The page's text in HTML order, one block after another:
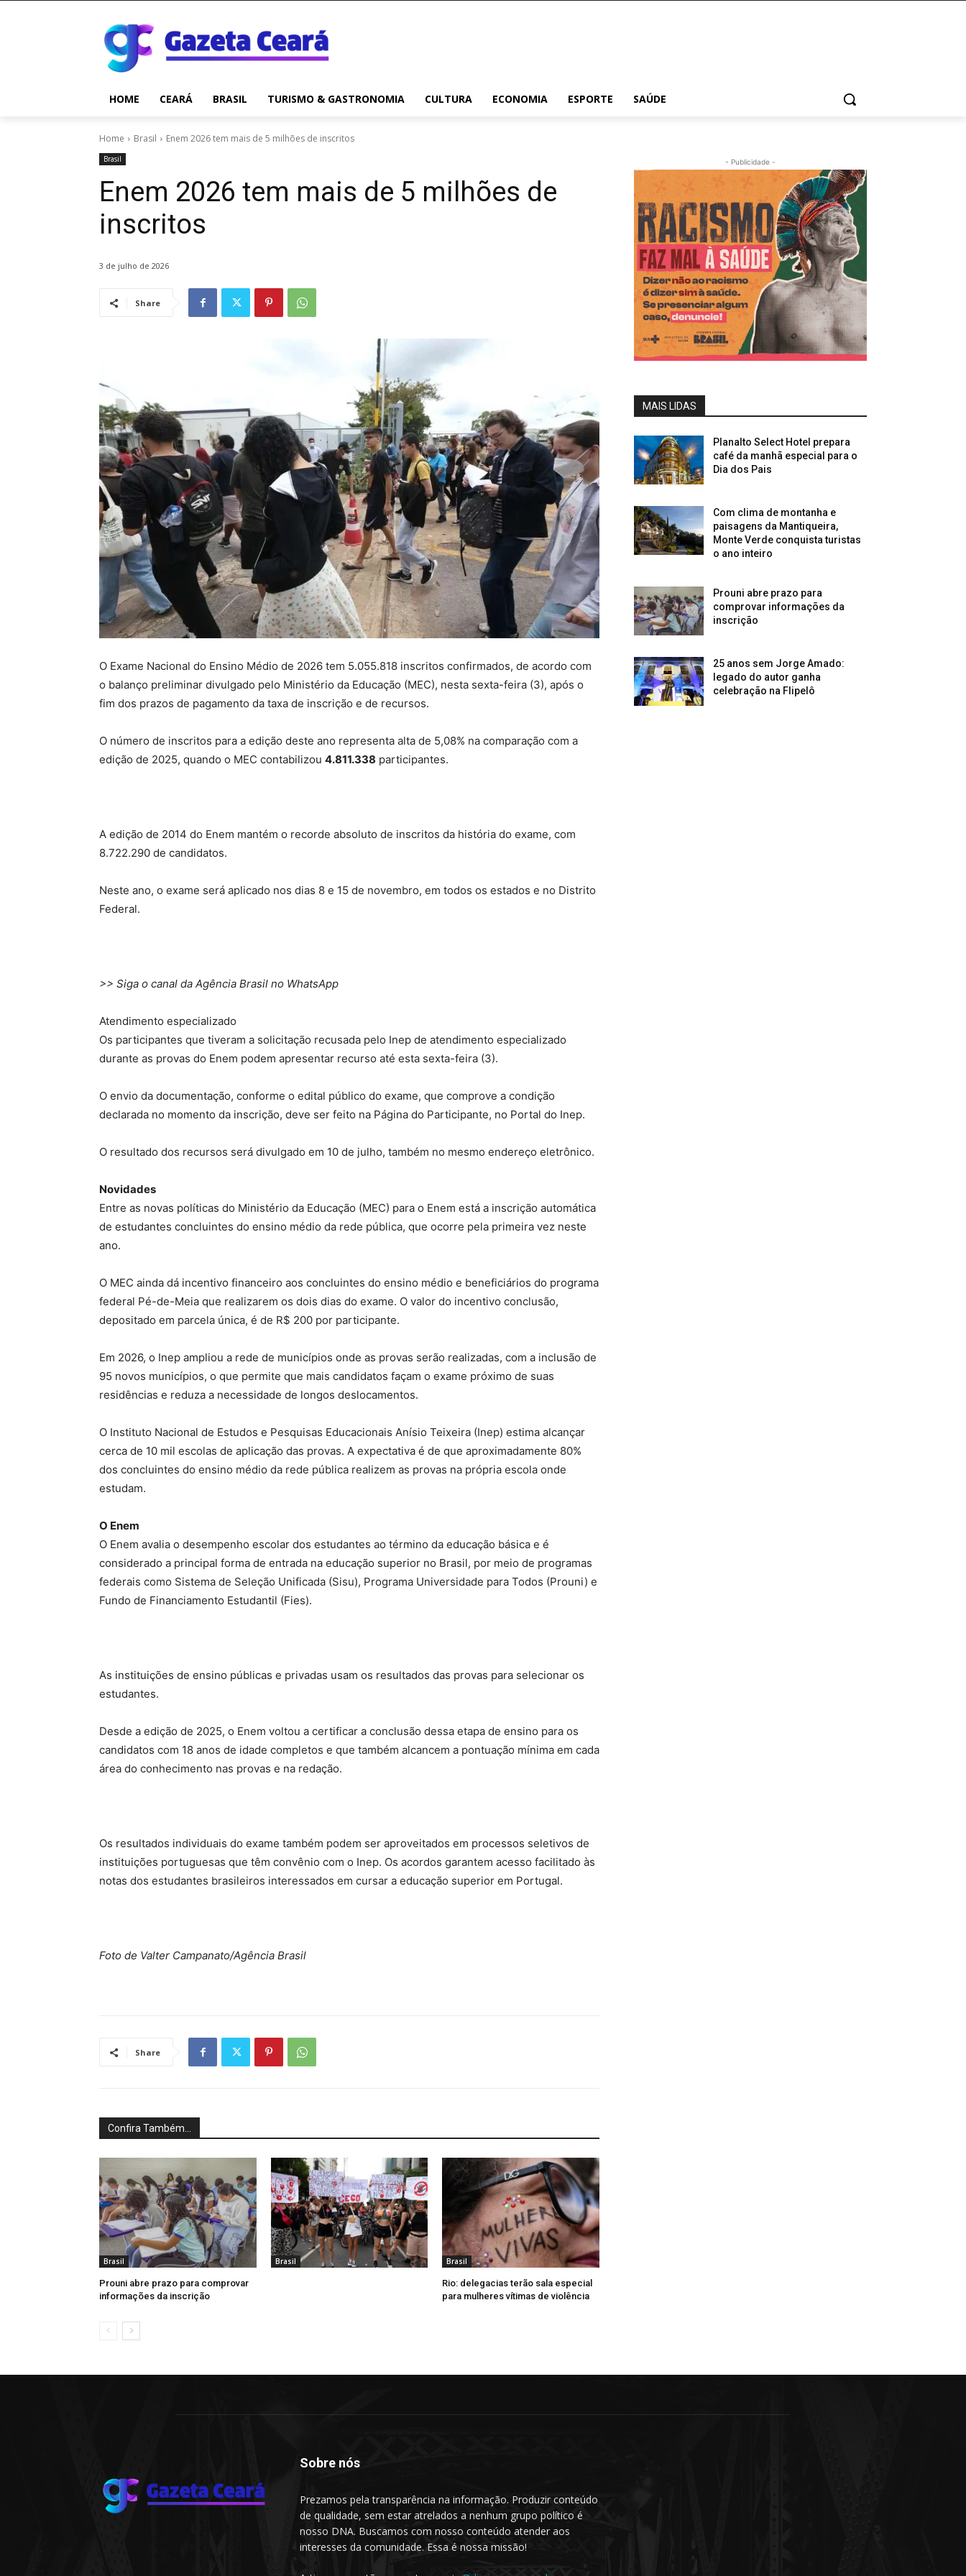
HOME CEARÁ BRASIL TURISMO & GASTRONOMIA CULTURA ECONOMIA ESPORTE SAÚDE
Home Brasil Enem 2026 tem mais de 5 milhões de inscritos
Brasil
Enem 2026 tem mais de 5 milhões de
inscritos
3 de julho de 2026
Share
O Exame Nacional do Ensino Médio de 2026 tem 5.055.818 inscritos confirmados, de acordo com
o balanço preliminar divulgado pelo Ministério da Educação (MEC), nesta sexta-feira (3), após o
fim dos prazos de pagamento da taxa de inscrição e de recursos.
O número de inscritos para a edição deste ano representa alta de 5,08% na comparação com a
edição de 2025, quando o MEC contabilizou 4.811.338 participantes.
A edição de 2014 do Enem mantém o recorde absoluto de inscritos da história do exame, com
8.722.290 de candidatos.
Neste ano, o exame será aplicado nos dias 8 e 15 de novembro, em todos os estados e no Distrito
Federal.
>> Siga o canal da Agência Brasil no WhatsApp
Atendimento especializado
Os participantes que tiveram a solicitação recusada pelo Inep de atendimento especializado
durante as provas do Enem podem apresentar recurso até esta sexta-feira (3).
O envio da documentação, conforme o edital público do exame, que comprove a condição
declarada no momento da inscrição, deve ser feito na Página do Participante, no Portal do Inep.
O resultado dos recursos será divulgado em 10 de julho, também no mesmo endereço eletrônico.
Novidades
Entre as novas políticas do Ministério da Educação (MEC) para o Enem está a inscrição automática
de estudantes concluintes do ensino médio da rede pública, que ocorre pela primeira vez neste
ano.
O MEC ainda dá incentivo financeiro aos concluintes do ensino médio e beneficiários do programa
federal Pé-de-Meia que realizarem os dois dias do exame. O valor do incentivo conclusão,
depositado em parcela única, é de R$ 200 por participante.
Em 2026, o Inep ampliou a rede de municípios onde as provas serão realizadas, com a inclusão de
95 novos municípios, o que permite que mais candidatos façam o exame próximo de suas
residências e reduza a necessidade de longos deslocamentos.
O Instituto Nacional de Estudos e Pesquisas Educacionais Anísio Teixeira (Inep) estima alcançar
cerca de 10 mil escolas de aplicação das provas. A expectativa é de que aproximadamente 80%
dos concluintes do ensino médio da rede pública realizem as provas na própria escola onde
estudam.
O Enem
O Enem avalia o desempenho escolar dos estudantes ao término da educação básica e é
considerado a principal forma de entrada na educação superior no Brasil, por meio de programas
federais como Sistema de Seleção Unificada (Sisu), Programa Universidade para Todos (Prouni) e
Fundo de Financiamento Estudantil (Fies).
As instituições de ensino públicas e privadas usam os resultados das provas para selecionar os
estudantes.
Desde a edição de 2025, o Enem voltou a certificar a conclusão dessa etapa de ensino para os
candidatos com 18 anos de idade completos e que também alcancem a pontuação mínima em cada
área do conhecimento nas provas e na redação.
Os resultados individuais do exame também podem ser aproveitados em processos seletivos de
instituições portuguesas que têm convênio com o Inep. Os acordos garantem acesso facilitado às
notas dos estudantes brasileiros interessados em cursar a educação superior em Portugal.
Foto de Valter Campanato/Agência Brasil
Share
Confira Também...
Brasil
Prouni abre prazo para comprovar
informações da inscrição
Brasil Brasil
Rio: delegacias terão sala especial
para mulheres vítimas de violência
- Publicidade -
MAIS LIDAS
Planalto Select Hotel prepara
café da manhã especial para o
Dia dos Pais
Com clima de montanha e
paisagens da Mantiqueira,
Monte Verde conquista turistas
o ano inteiro
Prouni abre prazo para
comprovar informações da
inscrição
25 anos sem Jorge Amado:
legado do autor ganha
celebração na Flipelô
Sobre nós
Prezamos pela transparência na informação. Produzir conteúdo
de qualidade, sem estar atrelados a nenhum grupo político é
nosso DNA. Buscamos com nosso conteúdo atender aos
interesses da comunidade. Essa é nossa missão!